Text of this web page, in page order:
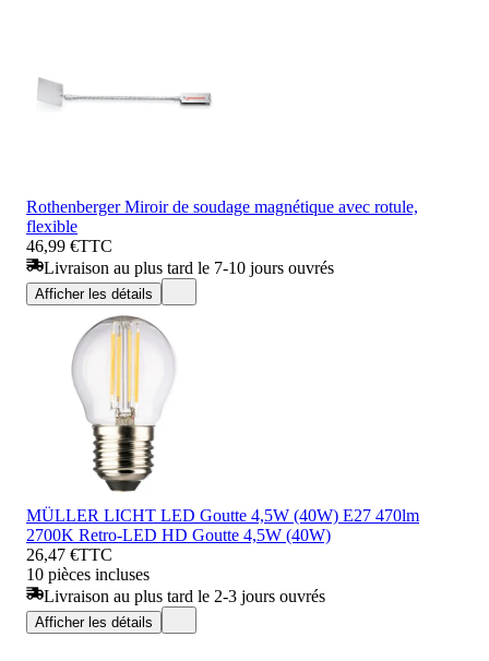
Rothenberger Miroir de soudage magnétique avec rotule,
flexible
46,99 €TTC
Livraison au plus tard le 7-10 jours ouvrés
Afficher les détails
MÜLLER LICHT LED Goutte 4,5W (40W) E27 470lm
2700K Retro-LED HD Goutte 4,5W (40W)
26,47 €TTC
10 pièces incluses
Livraison au plus tard le 2-3 jours ouvrés
Afficher les détails